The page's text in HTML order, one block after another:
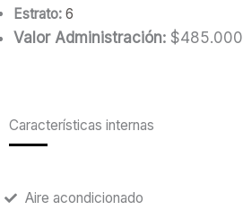
Estrato: 6
Valor Administración: $485.000
Características internas
Aire acondicionado